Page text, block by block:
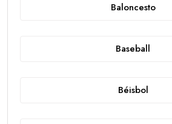
Baloncesto
Baseball
Béisbol